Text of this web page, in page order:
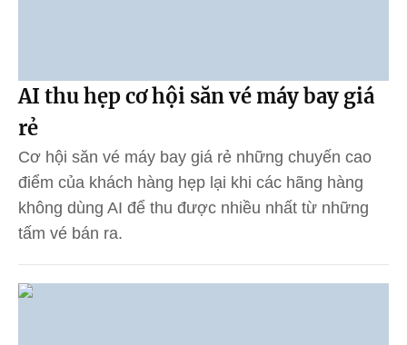
AI thu hẹp cơ hội săn vé máy bay giá
rẻ
Cơ hội săn vé máy bay giá rẻ những chuyến cao
điểm của khách hàng hẹp lại khi các hãng hàng
không dùng AI để thu được nhiều nhất từ những
tấm vé bán ra.